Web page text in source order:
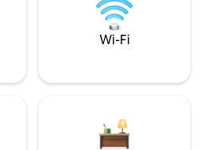
Wi-Fi